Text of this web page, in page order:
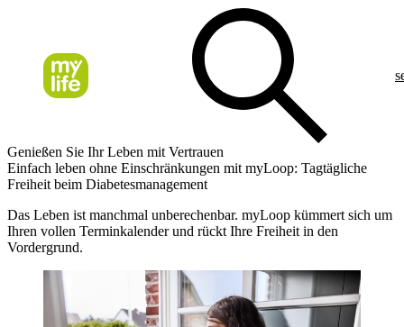
Genießen Sie Ihr Leben mit Vertrauen
Einfach leben ohne Einschränkungen mit myLoop: Tagtägliche
Freiheit beim Diabetesmanagement
Das Leben ist manchmal unberechenbar. myLoop kümmert sich um
Ihren vollen Terminkalender und rückt Ihre Freiheit in den
Vordergrund.